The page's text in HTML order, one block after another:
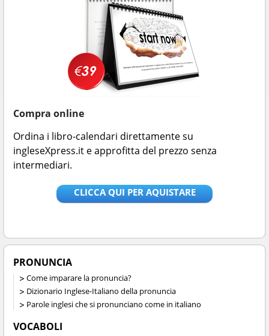
Compra online
Ordina i libro-calendari direttamente su
ingleseXpress.it e approfitta del prezzo senza
intermediari.
CLICCA QUI PER AQUISTARE
PRONUNCIA
Come imparare la pronuncia?
Dizionario Inglese-Italiano della pronuncia
Parole inglesi che si pronunciano come in italiano
VOCABOLI